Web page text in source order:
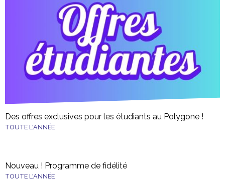
Des offres exclusives pour les étudiants au Polygone !
TOUTE L'ANNÉE
Nouveau ! Programme de fidélité
TOUTE L'ANNÉE